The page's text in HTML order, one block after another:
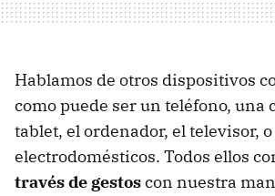
Hablamos de otros dispositivos
como puede ser un teléfono, una
tablet, el ordenador, el televisor, o
electrodomésticos. Todos ellos
través de gestoscon nuestra